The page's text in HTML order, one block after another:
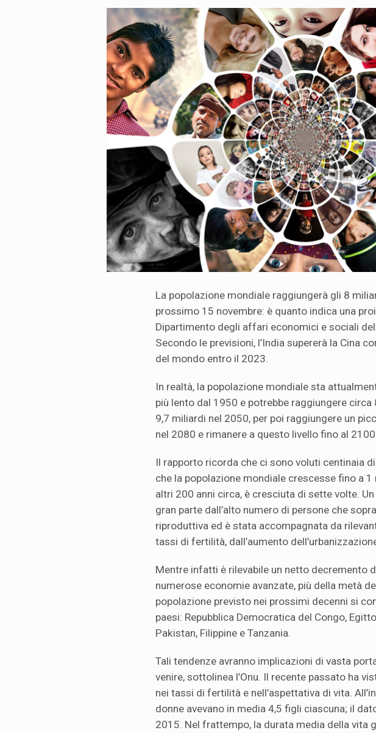
La popolazione mondiale raggiungerà gli 8
prossimo 15 novembre: è quanto indica una
Dipartimento degli affari economici e sociali
Secondo le previsioni, l’India supererà la Cina
del mondo entro il 2023.
In realtà, la popolazione mondiale sta
più lento dal 1950 e potrebbe raggiungere
9,7 miliardi nel 2050, per poi raggiungere un
nel 2080 e rimanere a questo livello fino al 2100.
Il rapporto ricorda che ci sono voluti centinaia
che la popolazione mondiale crescesse fino a 1
altri 200 anni circa, è cresciuta di sette volte.
gran parte dall’alto numero di persone che
riproduttiva ed è stata accompagnata da
tassi di fertilità, dall’aumento
Mentre infatti è rilevabile un netto decremento
numerose economie avanzate, più della metà
popolazione previsto nei prossimi decenni si
paesi: Repubblica Democratica del Congo,
Pakistan, Filippine e Tanzania.
Tali tendenze avranno implicazioni di vasta
venire, sottolinea l’Onu. Il recente passato ha
nei tassi di fertilità e nell’aspettativa di vita.
donne avevano in media 4,5 figli ciascuna; il
2015. Nel frattempo, la durata media della vita